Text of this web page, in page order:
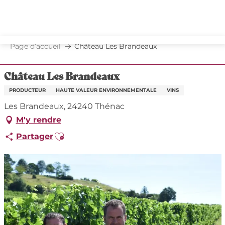
principal
Page d’accueil Château Les Brandeaux
Château Les Brandeaux
PRODUCTEUR HAUTE VALEUR ENVIRONNEMENTALE VINS
Les Brandeaux, 24240 Thénac
M'y rendre
PartagerAjouter aux favoris